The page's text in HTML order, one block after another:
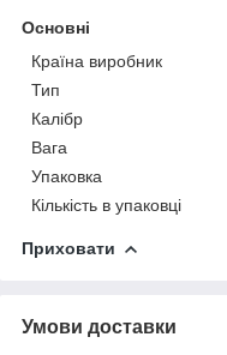
Основні
Країна виробник
Тип
Калібр
Вага
Упаковка
Кількість в упаковці
Приховати
Умови доставки